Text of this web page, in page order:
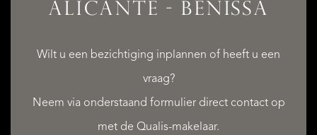
ALICANTE - BENISSA
Wilt u een bezichtiging inplannen of heeft u een
vraag?
Neem via onderstaand formulier direct contact op
met de Qualis-makelaar.